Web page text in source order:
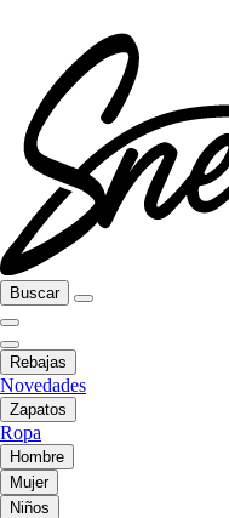
Buscar
Rebajas
Novedades
Zapatos
Ropa
Hombre
Mujer
Niños